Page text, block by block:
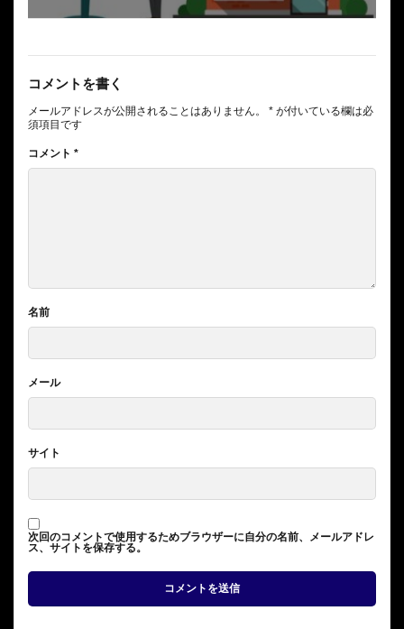
コメントを書く
メールアドレスが公開されることはありません。 * が付いている欄は必
須項目です
コメント *
名前
メール
サイト
次回のコメントで使用するためブラウザーに自分の名前、メールアドレ
ス、サイトを保存する。